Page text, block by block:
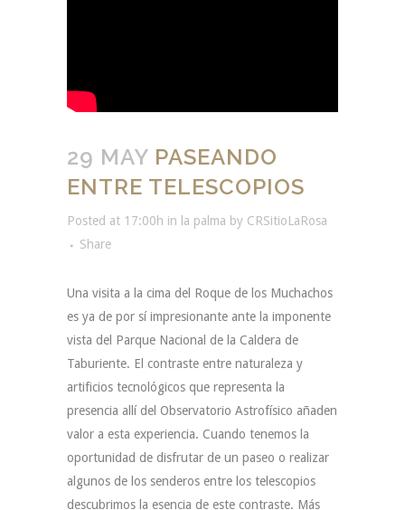
29 MAY PASEANDO
ENTRE TELESCOPIOS
Posted at 17:00h in la palma by CRSitioLaRosa
Share
Una visita a la cima del Roque de los Muchachos
es ya de por sí impresionante ante la imponente
vista del Parque Nacional de la Caldera de
Taburiente. El contraste entre naturaleza y
artificios tecnológicos que representa la
presencia allí del Observatorio Astrofísico añaden
valor a esta experiencia. Cuando tenemos la
oportunidad de disfrutar de un paseo o realizar
algunos de los senderos entre los telescopios
descubrimos la esencia de este contraste. Más